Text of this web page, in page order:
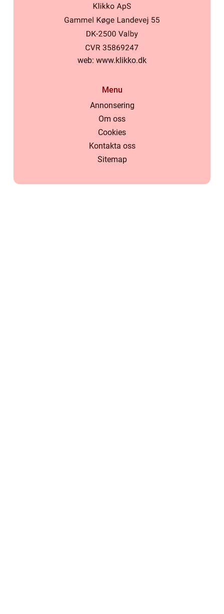
web: www.klikko.dk
Menu
Annonsering
Om oss
Cookies
Kontakta oss
Sitemap